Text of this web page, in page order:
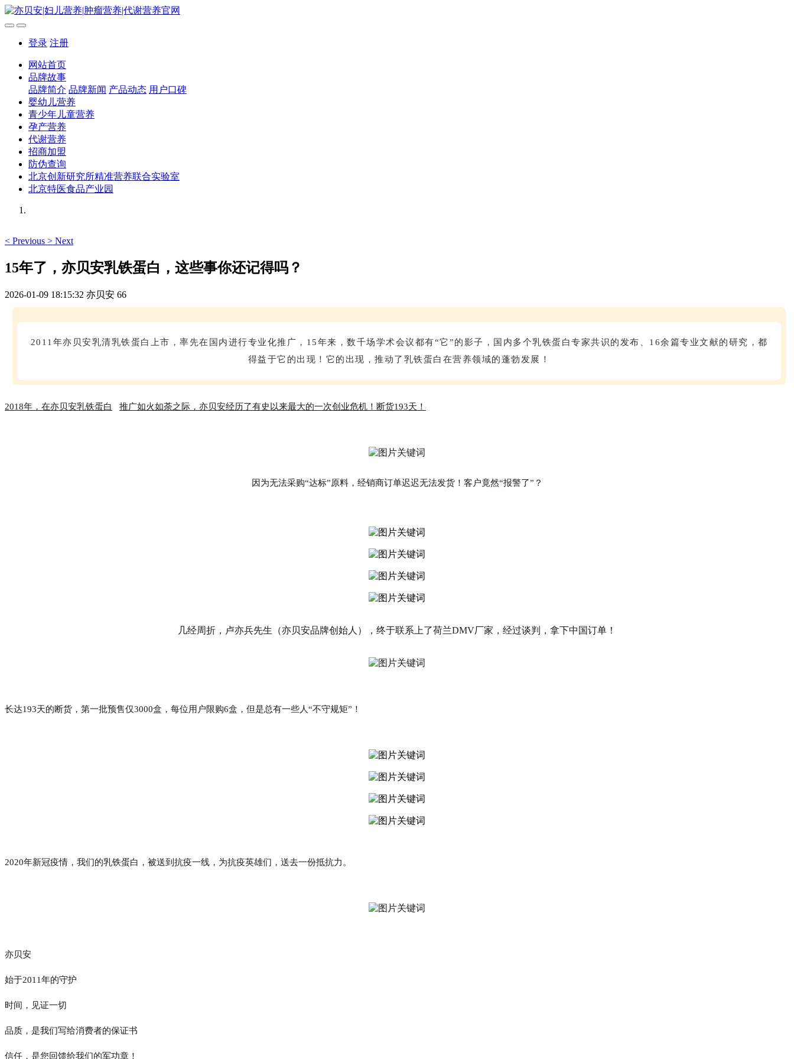
登录 注册
网站首页
品牌故事
品牌简介 品牌新闻 产品动态 用户口碑
婴幼儿营养
青少年儿童营养
孕产营养
代谢营养
招商加盟
防伪查询
北京创新研究所精准营养联合实验室
北京特医食品产业园
< Previous > Next
15年了，亦贝安乳铁蛋白，这些事你还记得吗？
2026-01-09 18:15:32 亦贝安 66
2011年亦贝安乳清乳铁蛋白上市，率先在国内进行专业化推广，15年来，数千场学术会议都有“它”的影子，国内多个乳铁蛋白专家共识的发布、16余篇专业文献的研究，都
得益于它的出现！它的出现，推动了乳铁蛋白在营养领域的蓬勃发展！
2018年，在亦贝安乳铁蛋白 推广如火如荼之际，亦贝安经历了有史以来最大的一次创业危机！断货193天！
因为无法采购“达标”原料，经销商订单迟迟无法发货！客户竟然“报警了”？
几经周折，卢亦兵先生（亦贝安品牌创始人），终于联系上了荷兰DMV厂家，经过谈判，拿下中国订单！
长达193天的断货，第一批预售仅3000盒，每位用户限购6盒，但是总有一些人“不守规矩”！
2020年新冠疫情，我们的乳铁蛋白，被送到抗疫一线，为抗疫英雄们，送去一份抵抗力。
亦贝安
始于2011年的守护
时间，见证一切
品质，是我们写给消费者的保证书
信任，是您回馈给我们的军功章！